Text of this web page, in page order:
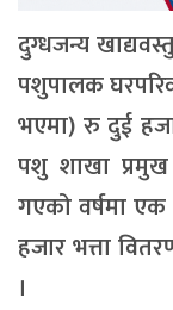
दुग्धजन्य
पशुपालक
भएमा) रु दुई
पशु शाखा प्रमुख
गएको वर्षमा
हजार भत्ता
।